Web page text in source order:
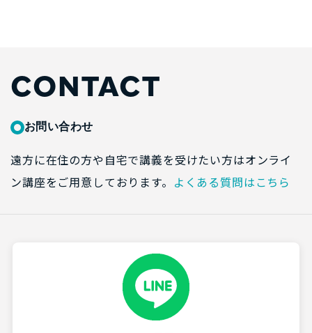
CONTACT
お問い合わせ
遠方に在住の方や自宅で講義を受けたい方はオンライ
ン講座をご用意しております。 よくある質問はこちら